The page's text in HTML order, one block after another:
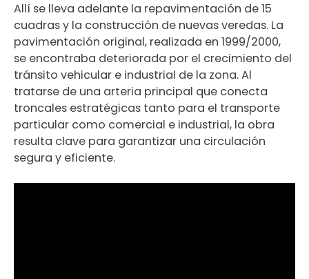
Allí se lleva adelante la repavimentación de 15
cuadras y la construcción de nuevas veredas. La
pavimentación original, realizada en 1999/2000,
se encontraba deteriorada por el crecimiento del
tránsito vehicular e industrial de la zona. Al
tratarse de una arteria principal que conecta
troncales estratégicas tanto para el transporte
particular como comercial e industrial, la obra
resulta clave para garantizar una circulación
segura y eficiente.